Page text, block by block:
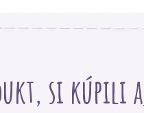
si kúpili